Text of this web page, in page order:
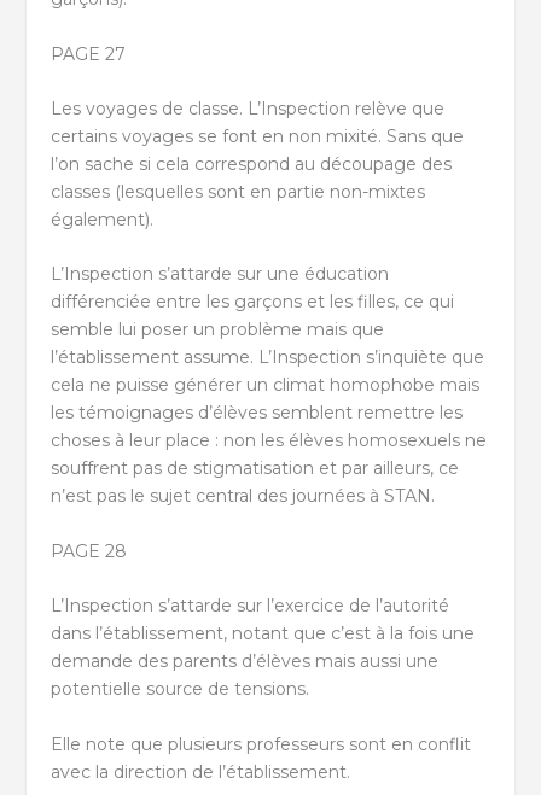
PAGE 27
Les voyages de classe. L’Inspection relève que
certains voyages se font en non mixité. Sans que
l’on sache si cela correspond au découpage des
classes (lesquelles sont en partie non-mixtes
également).
L’Inspection s’attarde sur une éducation
différenciée entre les garçons et les filles, ce qui
semble lui poser un problème mais que
l’établissement assume. L’Inspection s’inquiète que
cela ne puisse générer un climat homophobe mais
les témoignages d’élèves semblent remettre les
choses à leur place : non les élèves homosexuels ne
souffrent pas de stigmatisation et par ailleurs, ce
n’est pas le sujet central des journées à STAN.
PAGE 28
L’Inspection s’attarde sur l’exercice de l’autorité
dans l’établissement, notant que c’est à la fois une
demande des parents d’élèves mais aussi une
potentielle source de tensions.
Elle note que plusieurs professeurs sont en conflit
avec la direction de l’établissement.